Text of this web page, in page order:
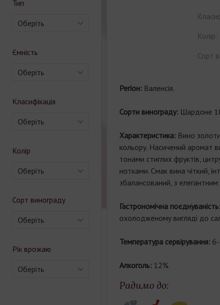
Тип
Оберіть
Ємність
Оберіть
Класифікація
Оберіть
Колір
Оберіть
Сорт винограду
Оберіть
Рік врожаю
Оберіть
Колір:
Сорт
Регіон:Валенсія.
Сорти винограду: Шардоне
Характеристика: Вино
кольору. Насичений аромат
тонами стиглих фруктів,
нотками. Смак вина чіткий,
збалансований, з елегантним
Гастрономічна поєднуваність:
охолодженому вигляді до
Температура сервірування:
Алкоголь: 12%.
Радимо до: